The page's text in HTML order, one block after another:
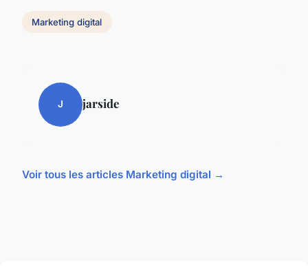
Marketing digital
J jarside
Voir tous les articles Marketing digital →